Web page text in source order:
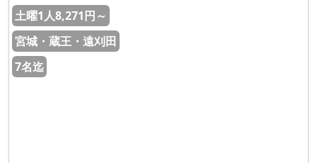
土曜1人8,271円～
宮城・蔵王・遠刈田
7名迄